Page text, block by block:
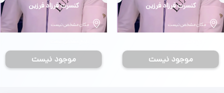
بلیط
کنسرت فرزاد فرزین
مکان مشخص نیست
موجود نیست
بلیط
کنسرت فرزاد فرزین
مکان مشخص نیست
موجود نیست